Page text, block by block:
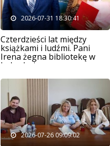
2026-07-31 18:30:41
Czterdzieści lat między
książkami i ludźmi. Pani
Irena żegna bibliotekę w
Jedwabnie
2026-07-26 09:09:02